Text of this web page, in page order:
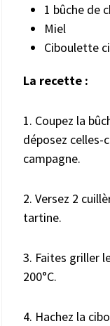
1 bûche de
Miel
Ciboulette
La recette :
1. Coupez la
déposez celles-
campagne.
2. Versez 2
tartine.
3. Faites griller
200°C.
4. Hachez la